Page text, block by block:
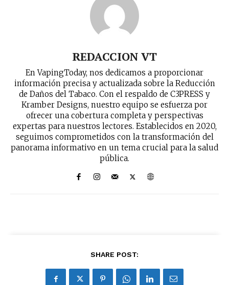
REDACCION VT
En VapingToday, nos dedicamos a proporcionar
información precisa y actualizada sobre la Reducción
de Daños del Tabaco. Con el respaldo de C3PRESS y
Kramber Designs, nuestro equipo se esfuerza por
ofrecer una cobertura completa y perspectivas
expertas para nuestros lectores. Establecidos en 2020,
seguimos comprometidos con la transformación del
panorama informativo en un tema crucial para la salud
pública.
SHARE POST: